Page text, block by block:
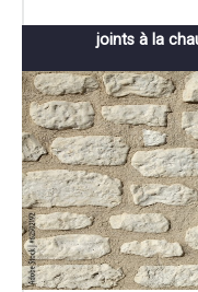
joints à la